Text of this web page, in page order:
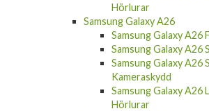
Samsung Galaxy A26
Samsung Galaxy A26
Samsung Galaxy A26
Samsung Galaxy A26
Kameraskydd
Samsung Galaxy A26
Hörlurar
Samsung Galaxy A16